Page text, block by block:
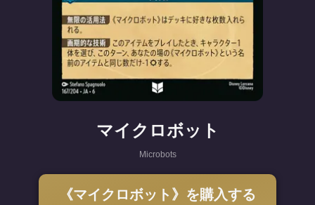
マイクロボット
Microbots
《マイクロボット》を購入する